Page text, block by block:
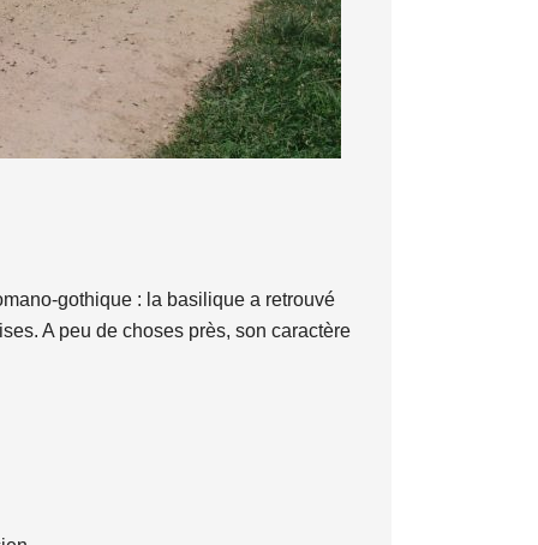
gothique : la basilique a retrouvé
A peu de choses près, son caractère